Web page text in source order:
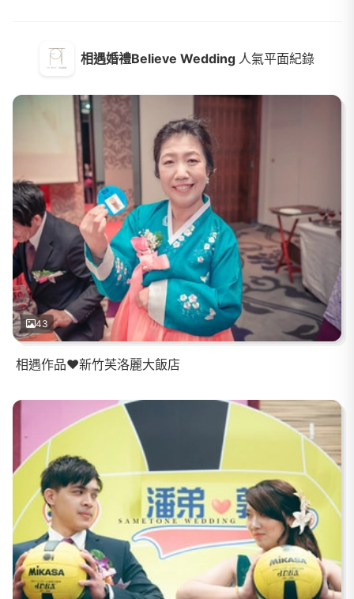
相遇婚禮Believe Wedding 人氣平面紀錄
43
相遇作品❤️新竹芙洛麗大飯店